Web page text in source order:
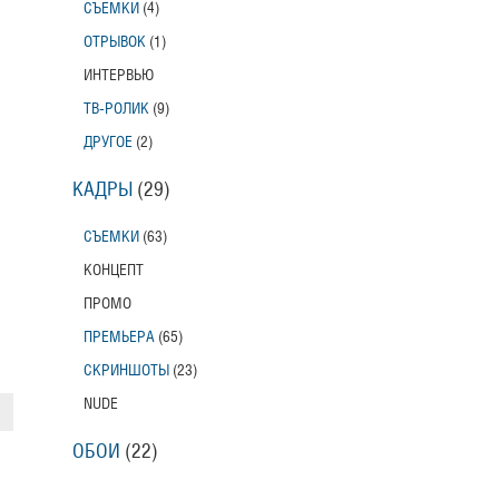
СЪЕМКИ (4)
ОТРЫВОК (1)
ИНТЕРВЬЮ
ТВ-РОЛИК (9)
ДРУГОЕ (2)
КАДРЫ (29)
СЪЕМКИ (63)
КОНЦЕПТ
ПРОМО
ПРЕМЬЕРА (65)
СКРИНШОТЫ (23)
NUDE
ОБОИ (22)